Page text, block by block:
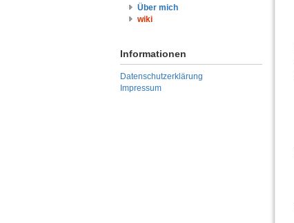
Über mich
wiki
Informationen
Datenschutzerklärung
Impressum